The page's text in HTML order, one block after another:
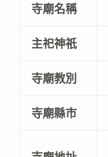
寺廟名稱
主祀神祇
寺廟教別
寺廟縣市